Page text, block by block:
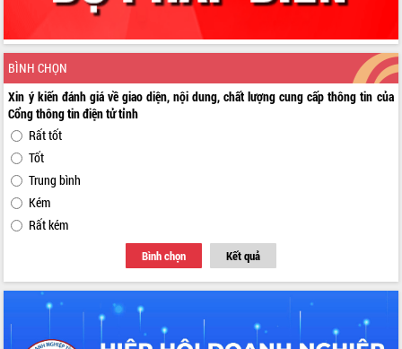
BÌNH CHỌN
Xin ý kiến đánh giá về giao diện, nội dung, chất lượng cung cấp thông tin của
Cổng thông tin điện tử tỉnh
Rất tốt
Tốt
Trung bình
Kém
Rất kém
Bình chọn Kết quả